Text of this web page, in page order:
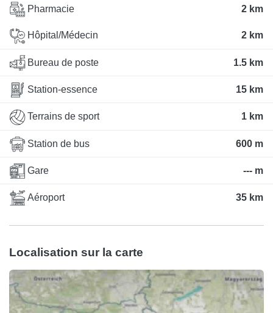
Pharmacie 2 km
Hôpital/Médecin 2 km
Bureau de poste 1.5 km
Station-essence 15 km
Terrains de sport 1 km
Station de bus 600 m
Gare --- m
Aéroport 35 km
Localisation sur la carte